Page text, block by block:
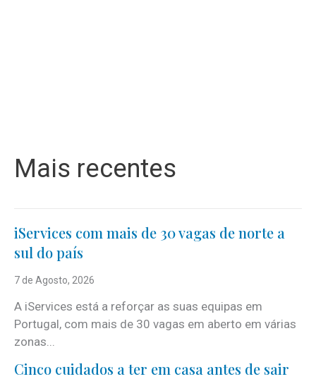
Mais recentes
iServices com mais de 30 vagas de norte a
sul do país
7 de Agosto, 2026
A iServices está a reforçar as suas equipas em
Portugal, com mais de 30 vagas em aberto em várias
zonas...
Cinco cuidados a ter em casa antes de sair